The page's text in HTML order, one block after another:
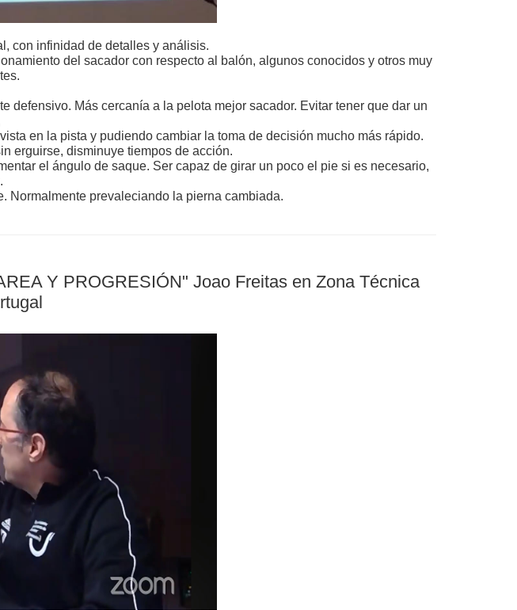
con infinidad de detalles y análisis.
del sacador con respecto al balón, algunos conocidos y otros muy
Más cercanía a la pelota mejor sacador. Evitar tener que dar un
en la pista y pudiendo cambiar la toma de decisión mucho más rápido.
erguirse, disminuye tiempos de acción.
el ángulo de saque. Ser capaz de girar un poco el pie si es necesario,
Normalmente prevaleciando la pierna cambiada.
Y PROGRESIÓN" Joao Freitas en Zona Técnica